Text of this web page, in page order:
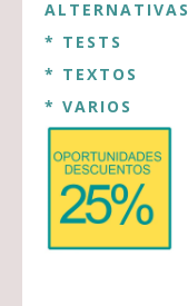
ALTERNATIVAS
* TESTS
* TEXTOS
* VARIOS